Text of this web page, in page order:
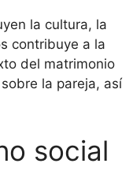
la cultura, la
contribuye a la
del matrimonio
la pareja, así
social